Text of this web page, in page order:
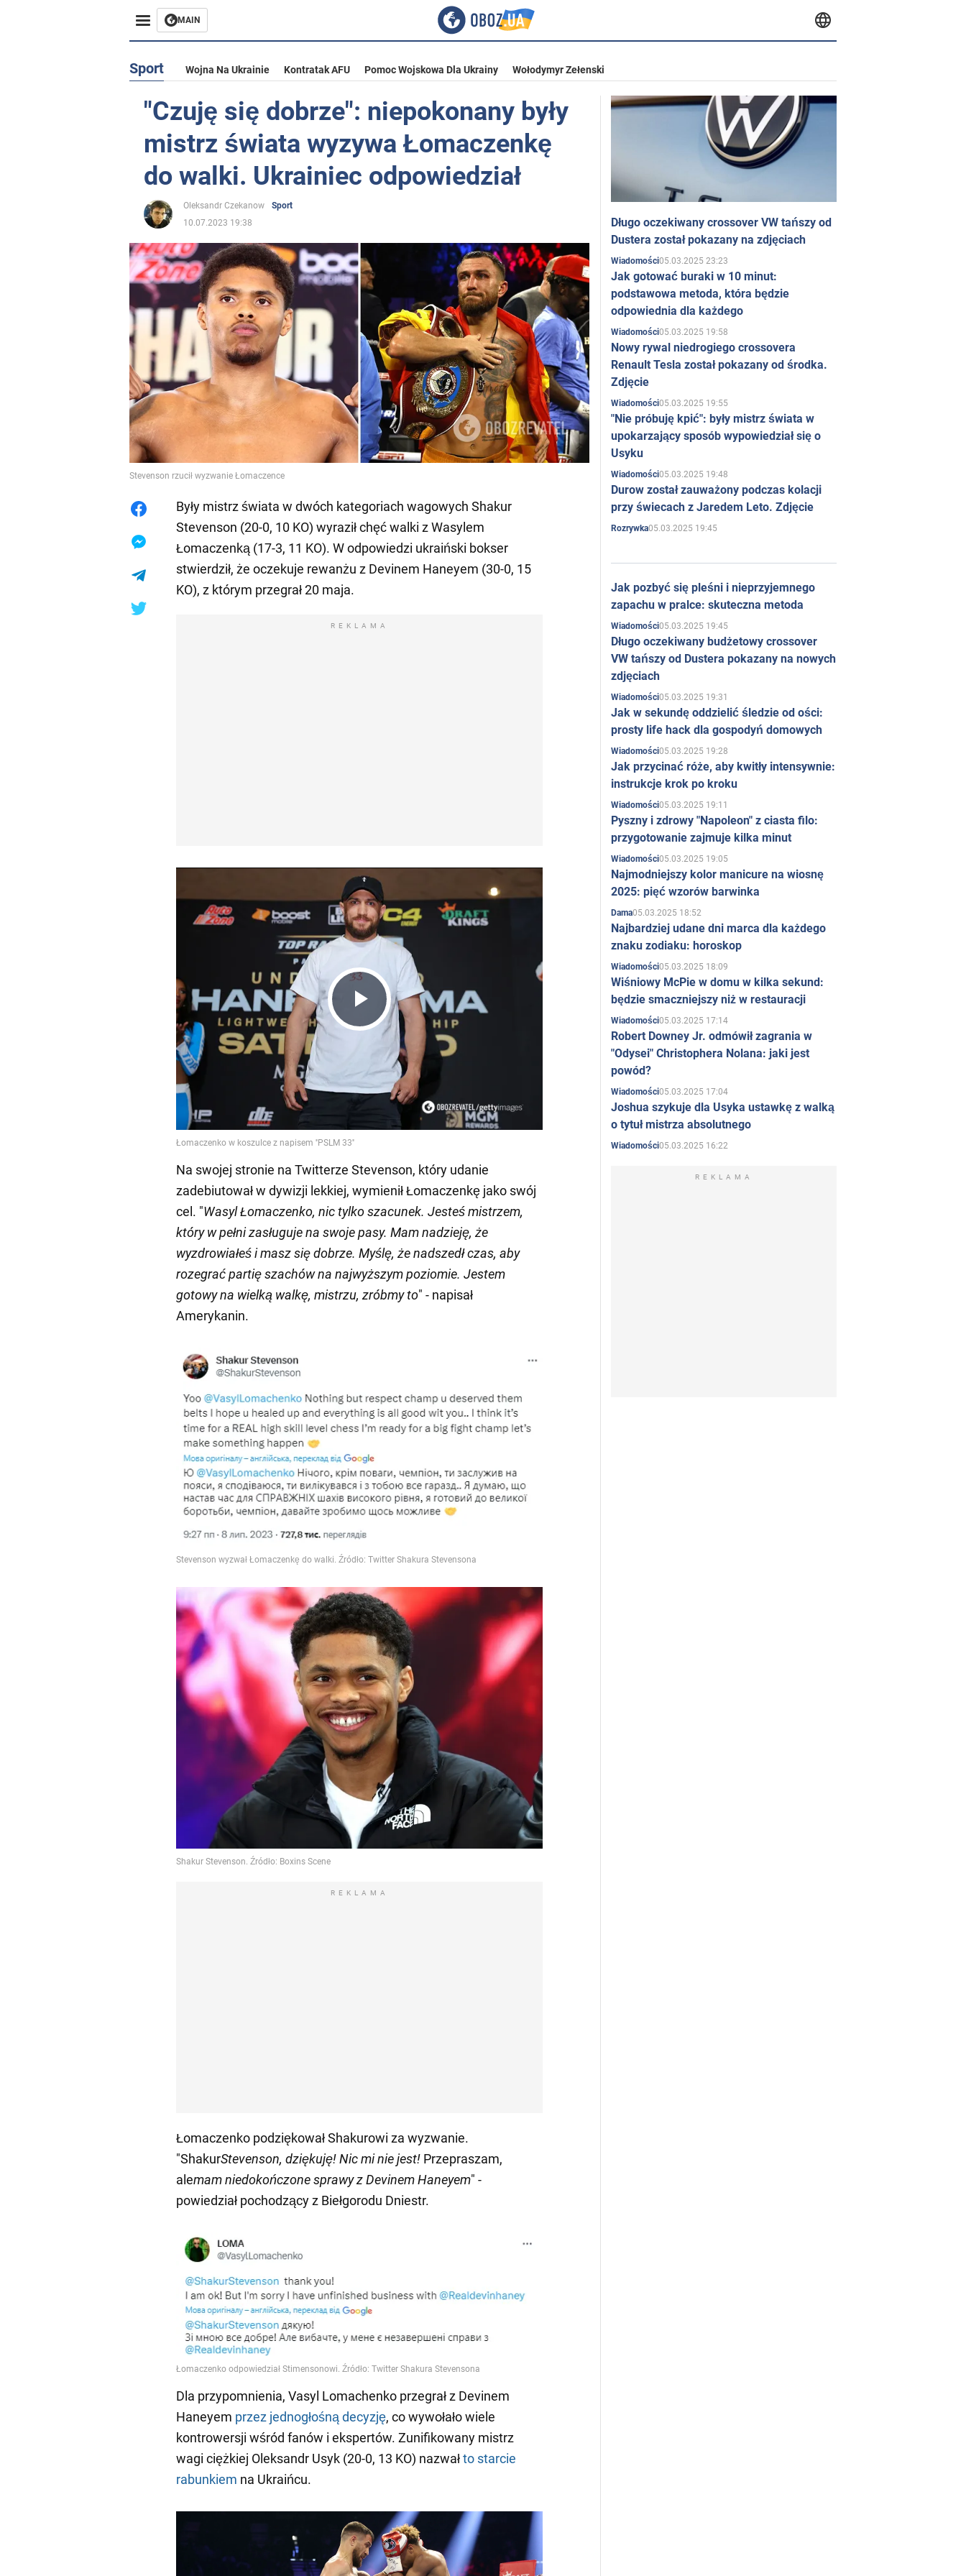
MAIN
Sport Wojna Na Ukrainie Kontratak AFU Pomoc Wojskowa Dla Ukrainy Wołodymyr Zełenski
"Czuję się dobrze": niepokonany były
mistrz świata wyzywa Łomaczenkę
do walki. Ukrainiec odpowiedział
Oleksandr Czekanow
Sport
10.07.2023 19:38
Stevenson rzucił wyzwanie Łomaczence
Były mistrz świata w dwóch kategoriach wagowych Shakur
Stevenson (20-0, 10 KO) wyraził chęć walki z Wasylem
Łomaczenką (17-3, 11 KO). W odpowiedzi ukraiński bokser
stwierdził, że oczekuje rewanżu z Devinem Haneyem (30-0, 15
KO), z którym przegrał 20 maja.
REKLAMA
Play
Video
Na swojej stronie na Twitterze Stevenson, który udanie
zadebiutował w dywizji lekkiej, wymienił Łomaczenkę jako swój
cel. "Wasyl Łomaczenko, nic tylko szacunek. Jesteś mistrzem,
który w pełni zasługuje na swoje pasy. Mam nadzieję, że
wyzdrowiałeś i masz się dobrze. Myślę, że nadszedł czas, aby
rozegrać partię szachów na najwyższym poziomie. Jestem
gotowy na wielką walkę, mistrzu, zróbmy to" - napisał
Amerykanin.
REKLAMA
Łomaczenko podziękował Shakurowi za wyzwanie.
"ShakurStevenson, dziękuję! Nic mi nie jest! Przepraszam,
alemam niedokończone sprawy z Devinem Haneyem" -
powiedział pochodzący z Biełgorodu Dniestr.
Dla przypomnienia, Vasyl Lomachenko przegrał z Devinem
Haneyem przez jednogłośną decyzję, co wywołało wiele
kontrowersji wśród fanów i ekspertów. Zunifikowany mistrz
wagi ciężkiej Oleksandr Usyk (20-0, 13 KO) nazwałto starcie
rabunkiem na Ukraińcu.
Długo oczekiwany crossover VW tańszy od
Dustera został pokazany na zdjęciach
Wiadomości05.03.2025 23:23
Jak gotować buraki w 10 minut:
podstawowa metoda, która będzie
odpowiednia dla każdego
Wiadomości05.03.2025 19:58
Nowy rywal niedrogiego crossovera
Renault Tesla został pokazany od środka.
Zdjęcie
Wiadomości05.03.2025 19:55
"Nie próbuję kpić": były mistrz świata w
upokarzający sposób wypowiedział się o
Usyku
Wiadomości05.03.2025 19:48
Durow został zauważony podczas kolacji
przy świecach z Jaredem Leto. Zdjęcie
Rozrywka05.03.2025 19:45
Jak pozbyć się pleśni i nieprzyjemnego
zapachu w pralce: skuteczna metoda
Wiadomości05.03.2025 19:45
Długo oczekiwany budżetowy crossover
VW tańszy od Dustera pokazany na nowych
zdjęciach
Wiadomości05.03.2025 19:31
Jak w sekundę oddzielić śledzie od ości:
prosty life hack dla gospodyń domowych
Wiadomości05.03.2025 19:28
Jak przycinać róże, aby kwitły intensywnie:
instrukcje krok po kroku
Wiadomości05.03.2025 19:11
Pyszny i zdrowy "Napoleon" z ciasta filo:
przygotowanie zajmuje kilka minut
Wiadomości05.03.2025 19:05
Najmodniejszy kolor manicure na wiosnę
2025: pięć wzorów barwinka
Dama05.03.2025 18:52
Najbardziej udane dni marca dla każdego
znaku zodiaku: horoskop
Wiadomości05.03.2025 18:09
Wiśniowy McPie w domu w kilka sekund:
będzie smaczniejszy niż w restauracji
Wiadomości05.03.2025 17:14
Robert Downey Jr. odmówił zagrania w
"Odysei" Christophera Nolana: jaki jest
powód?
Wiadomości05.03.2025 17:04
Joshua szykuje dla Usyka ustawkę z walką
o tytuł mistrza absolutnego
Wiadomości05.03.2025 16:22
REKLAMA